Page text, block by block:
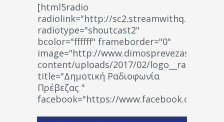
[html5radio
radiolink="http://
radiotype="shoutcast2"
bcolor="ffffff" frameborder="0"
image="http://www.dimosprevezas.gr/wp-
content/uploads/2017/02/
title="Δημοτική Ραδιοφωνία
Πρέβεζας "
facebook="https://www.facebook.com/